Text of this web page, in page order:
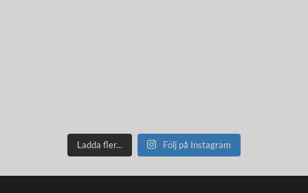
Ladda fler... Följ på Instagram